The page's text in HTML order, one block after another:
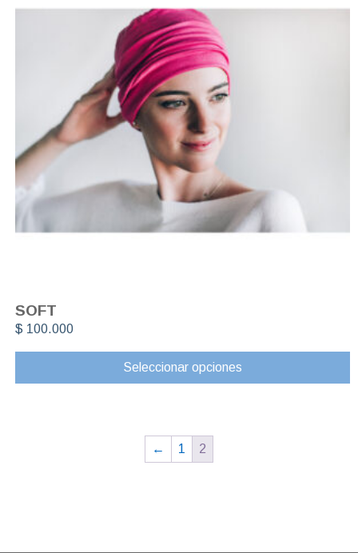
SOFT
$ 100.000
Seleccionar opciones
← 1 2